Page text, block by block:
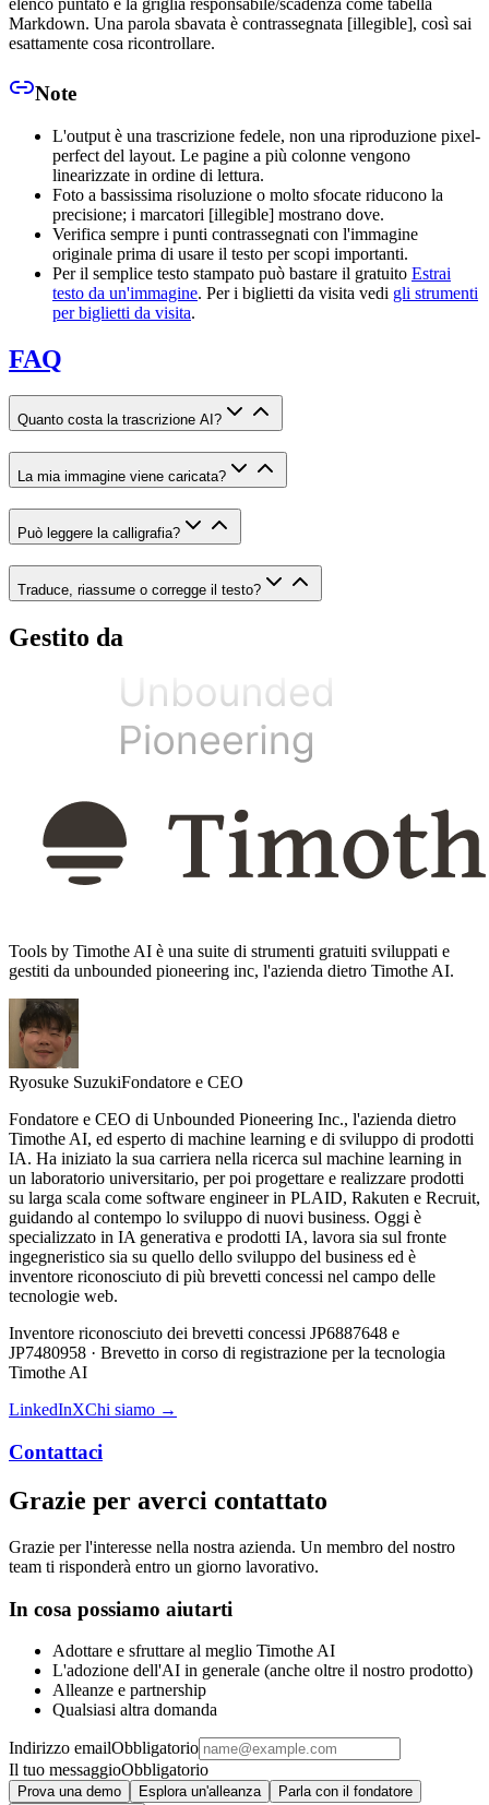
elenco puntato e la griglia responsabile/scadenza come tabella
Markdown. Una parola sbavata è contrassegnata [illegible], così sai
esattamente cosa ricontrollare.
Note
L'output è una trascrizione fedele, non una riproduzione pixel-
perfect del layout. Le pagine a più colonne vengono
linearizzate in ordine di lettura.
Foto a bassissima risoluzione o molto sfocate riducono la
precisione; i marcatori [illegible] mostrano dove.
Verifica sempre i punti contrassegnati con l'immagine
originale prima di usare il testo per scopi importanti.
Per il semplice testo stampato può bastare il gratuito Estrai
testo da un'immagine. Per i biglietti da visita vedi gli strumenti
per biglietti da visita.
FAQ
Quanto costa la trascrizione AI?
La mia immagine viene caricata?
Può leggere la calligrafia?
Traduce, riassume o corregge il testo?
Gestito da
Tools by Timothe AI è una suite di strumenti gratuiti sviluppati e
gestiti da unbounded pioneering inc, l'azienda dietro Timothe AI.
Ryosuke SuzukiFondatore e CEO
Fondatore e CEO di Unbounded Pioneering Inc., l'azienda dietro
Timothe AI, ed esperto di machine learning e di sviluppo di prodotti
IA. Ha iniziato la sua carriera nella ricerca sul machine learning in
un laboratorio universitario, per poi progettare e realizzare prodotti
su larga scala come software engineer in PLAID, Rakuten e Recruit,
guidando al contempo lo sviluppo di nuovi business. Oggi è
specializzato in IA generativa e prodotti IA, lavora sia sul fronte
ingegneristico sia su quello dello sviluppo del business ed è
inventore riconosciuto di più brevetti concessi nel campo delle
tecnologie web.
Inventore riconosciuto dei brevetti concessi JP6887648 e
JP7480958 · Brevetto in corso di registrazione per la tecnologia
Timothe AI
LinkedInXChi siamo →
Contattaci
Grazie per averci contattato
Grazie per l'interesse nella nostra azienda. Un membro del nostro
team ti risponderà entro un giorno lavorativo.
In cosa possiamo aiutarti
Adottare e sfruttare al meglio Timothe AI
L'adozione dell'AI in generale (anche oltre il nostro prodotto)
Alleanze e partnership
Qualsiasi altra domanda
Indirizzo emailObbligatorio
Il tuo messaggioObbligatorio
Prova una demo Esplora un'alleanza
Parla con il fondatore